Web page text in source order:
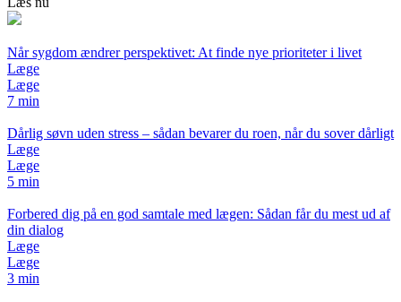
Når sygdom ændrer perspektivet: At finde nye prioriteter i livet
Læge
Læge
7 min
Dårlig søvn uden stress – sådan bevarer du roen, når du sover dårligt
Læge
Læge
5 min
Forbered dig på en god samtale med lægen: Sådan får du mest ud af
din dialog
Læge
Læge
3 min